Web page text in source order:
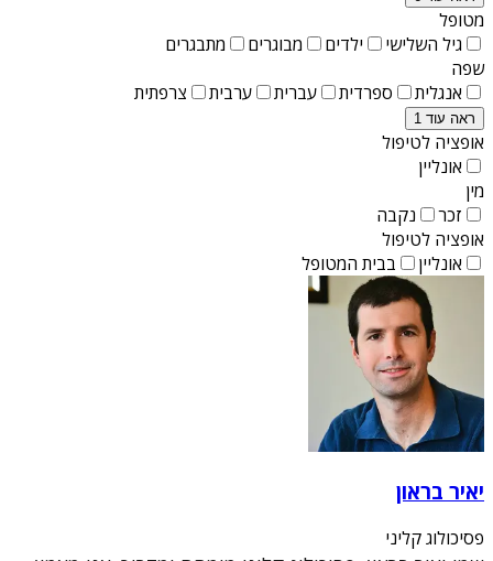
מטופל
גיל השלישי
ילדים מבוגרים
מתבגרים
שפה
אנגלית
ספרדית עברית ערבית צרפתית
ראה עוד 1
אופציה לטיפול
אונליין
מין
זכר
נקבה
אופציה לטיפול
אונליין
בבית המטופל
יאיר בראון
פסיכולוג קליני